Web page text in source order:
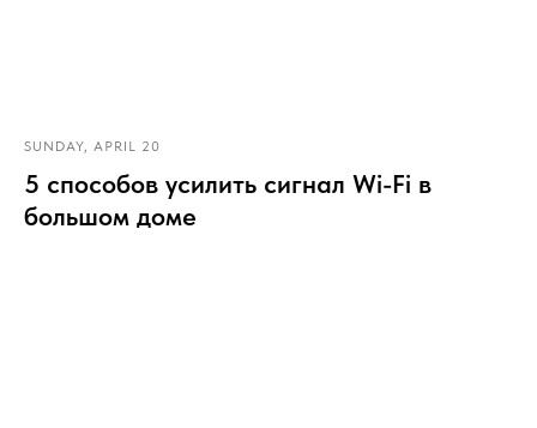
SUNDAY, APRIL 20
5 способов усилить сигнал Wi-Fi в
большом доме